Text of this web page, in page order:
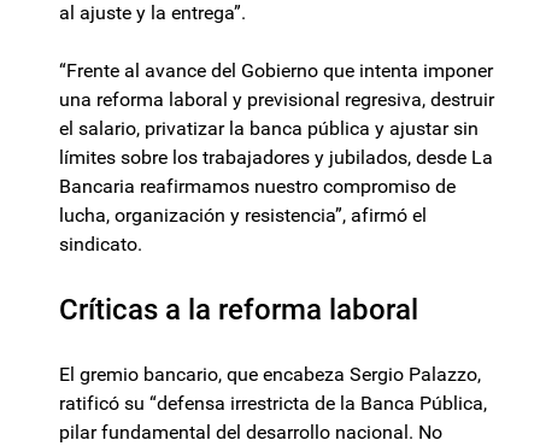
al ajuste y la entrega”.
“Frente al avance del Gobierno que intenta imponer
una reforma laboral y previsional regresiva, destruir
el salario, privatizar la banca pública y ajustar sin
límites sobre los trabajadores y jubilados, desde La
Bancaria reafirmamos nuestro compromiso de
lucha, organización y resistencia”, afirmó el
sindicato.
Críticas a la reforma laboral
El gremio bancario, que encabeza Sergio Palazzo,
ratificó su “defensa irrestricta de la Banca Pública,
pilar fundamental del desarrollo nacional. No